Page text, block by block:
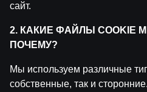
Ekspresintervija |
сайт.
2. КАКИЕ ФАЙЛЫ COOKIE
ПОЧЕМУ?
Мы используем различные
собственные, так и